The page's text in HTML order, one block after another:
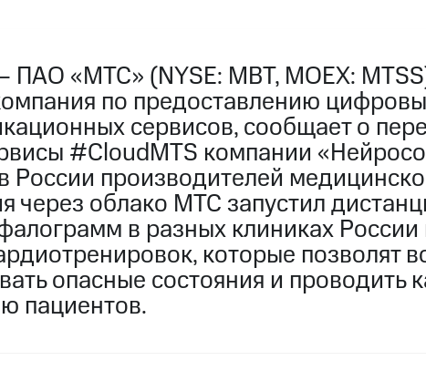
«МТС» (NYSE: MBT, MOEX:
по предоставлению
сервисов, сообщает о
#CloudMTS компании
России производителей
через облако МТС запустил
в разных клиниках России
которые позволят
опасные состояния и проводить
пациентов.